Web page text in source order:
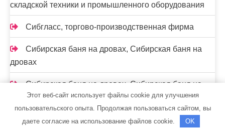
складской техники и промышленного оборудования
Сибгласс, торгово-производственная фирма
Сибирская баня на дровах, Сибирская баня на
дровах
Сибирская баня на дровах, Сибирская баня на
дровах
Скиф, автомойка
Этот веб-сайт использует файлы cookie для улучшения
пользовательского опыта. Продолжая пользоваться сайтом, вы
даете согласие на использование файлов cookie.
OK